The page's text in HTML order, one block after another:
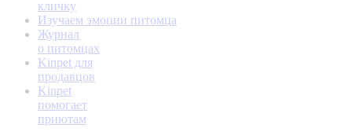
кличку
Изучаем эмоции питомца
Журнал
о питомцах
Kinpet для
продавцов
Kinpet
помогает
приютам